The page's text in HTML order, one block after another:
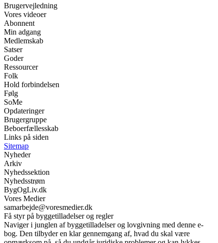
Brugervejledning
Vores videoer
Abonnent
Min adgang
Medlemskab
Satser
Goder
Ressourcer
Folk
Hold forbindelsen
Følg
SoMe
Opdateringer
Brugergruppe
Beboerfællesskab
Links på siden
Sitemap
Nyheder
Arkiv
Nyhedssektion
Nyhedsstrøm
BygOgLiv.dk
Vores Medier
samarbejde@voresmedier.dk
Få styr på byggetilladelser og regler
Naviger i junglen af byggetilladelser og lovgivning med denne e-
bog. Den tilbyder en klar gennemgang af, hvad du skal være